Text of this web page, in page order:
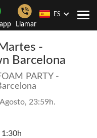
Llamar
ES
-
Barcelona
PARTY -
23:59h.
1:30h